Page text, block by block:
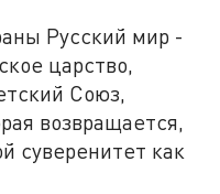
Русский мир -
царство,
Союз,
возвращается,
суверенитет как